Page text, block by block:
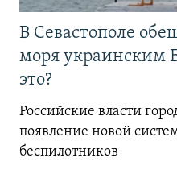
В Севастополе
моря украинским
это?
Российские власти
появление новой
беспилотников